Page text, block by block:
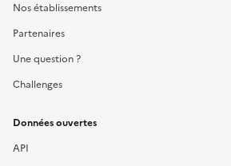
Nos établissements
Partenaires
Une question ?
Challenges
Données ouvertes
API